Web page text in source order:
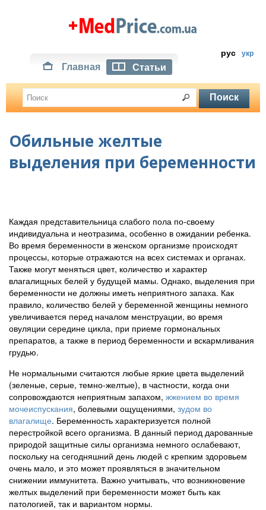
рус укр
Главная Статьи
Обильные желтые
выделения при беременности
Каждая представительница слабого пола по-своему
индивидуальна и неотразима, особенно в ожидании ребенка.
Во время беременности в женском организме происходят
процессы, которые отражаются на всех системах и органах.
Также могут меняться цвет, количество и характер
влагалищных белей у будущей мамы. Однако, выделения при
беременности не должны иметь неприятного запаха. Как
правило, количество белей у беременной женщины немного
увеличивается перед началом менструации, во время
овуляции середине цикла, при приеме гормональных
препаратов, а также в период беременности и вскармливания
грудью.
Не нормальными считаются любые яркие цвета выделений
(зеленые, серые, темно-желтые), в частности, когда они
сопровождаются неприятным запахом, жжением во время
мочеиспускания, болевыми ощущениями, зудом во
влагалище. Беременность характеризуется полной
перестройкой всего организма. В данный период дарованные
природой защитные силы организма немного ослабевают,
поскольку на сегодняшний день людей с крепким здоровьем
очень мало, и это может проявляться в значительном
снижении иммунитета. Важно учитывать, что возникновение
желтых выделений при беременности может быть как
патологией, так и вариантом нормы.